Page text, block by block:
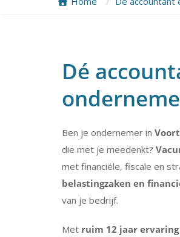
Dé
Ben je ondernemer in
die met je meedenkt?
met financiële, fiscale en
belastingzaken en
van je bedrijf.
Met ruim 12 jaar ervaring